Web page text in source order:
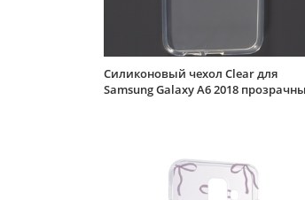
Силиконовый чехол Clear для
Samsung Galaxy A6 2018